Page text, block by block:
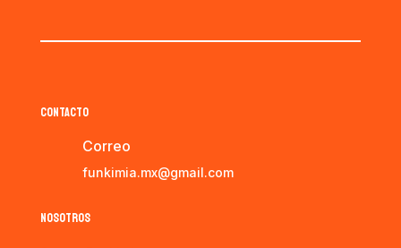
CONTACTO
Correo
funkimia.mx@gmail.com
NOSOTROS